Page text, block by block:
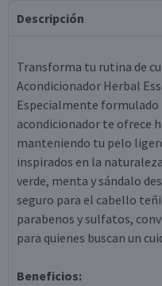
Descripción
Transforma tu rutina de
Acondicionador Herbal
Especialmente
acondicionador te ofrece
manteniendo tu pelo
inspirados en la
verde, menta y sándalo
seguro para el cabello
parabenos y sulfatos,
para quienes buscan un
Beneficios: